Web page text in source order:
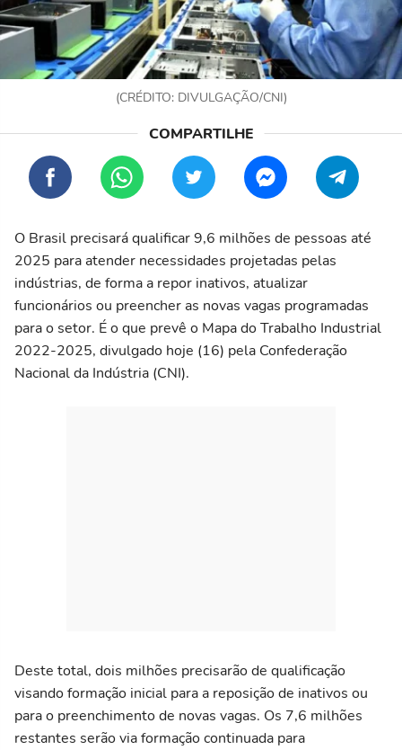
(CRÉDITO: DIVULGAÇÃO/CNI)
O Brasil precisará qualificar 9,6 milhões de pessoas até
2025 para atender necessidades projetadas pelas
indústrias, de forma a repor inativos, atualizar
funcionários ou preencher as novas vagas programadas
para o setor. É o que prevê o Mapa do Trabalho Industrial
2022-2025, divulgado hoje (16) pela Confederação
Nacional da Indústria (CNI).
Deste total, dois milhões precisarão de qualificação
visando formação inicial para a reposição de inativos ou
para o preenchimento de novas vagas. Os 7,6 milhões
restantes serão via formação continuada para